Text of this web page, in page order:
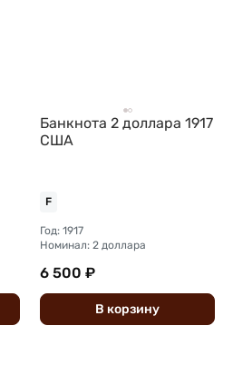
Банкнота 2 доллара 1917
США
F
Год: 1917
Номинал: 2 доллара
6 500 ₽
В корзину